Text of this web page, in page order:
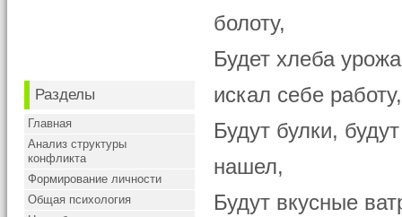
Разделы
Главная
Анализ структуры
конфликта
Формирование личности
Общая психология
болоту,
Будет хлеба
искал себе работу,
Будут булки,
нашел,
Будут вкусные